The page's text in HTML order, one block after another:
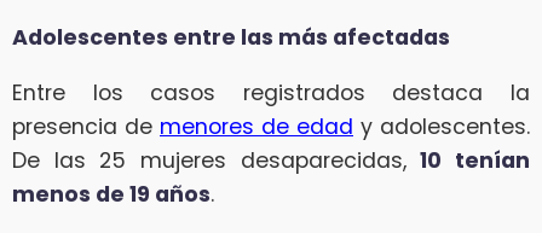
Adolescentes entre las más afectadas
Entre los casos registrados destaca la
presencia de menores de edad y adolescentes.
De las 25 mujeres desaparecidas,10 tenían
menos de 19 años.